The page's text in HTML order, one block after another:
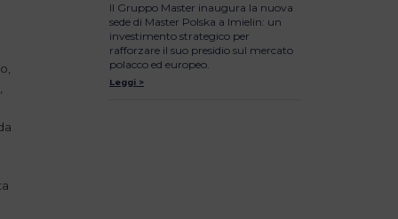
Il Gruppo Master inaugura la nuova
sede di Master Polska a Imielin: un
investimento strategico per
rafforzare il suo presidio sul mercato
polacco ed europeo.
Leggi >